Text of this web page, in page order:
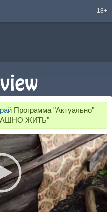
18+
Программа "Актуально"
ЖИТЬ"